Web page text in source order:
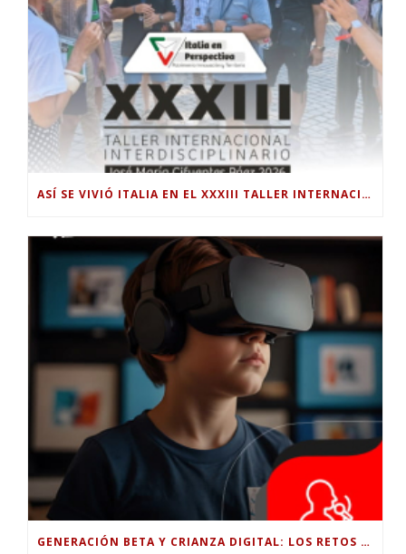
ASÍ SE VIVIÓ ITALIA EN EL XXXIII TALLER INTERNACIONAL INTERDISCIPLINAR
GENERACIÓN BETA Y CRIANZA DIGITAL: LOS RETOS DE CRIAR HIJOS EN LA ERA DE LA INTELIGENCIA ARTIFICIAL